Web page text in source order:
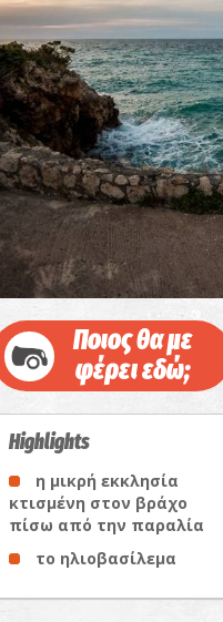
Ποιος θα με
φέρει εδώ;
Highlights
η μικρή εκκλησία
κτισμένη στον βράχο
πίσω από την παραλία
το ηλιοβασίλεμα